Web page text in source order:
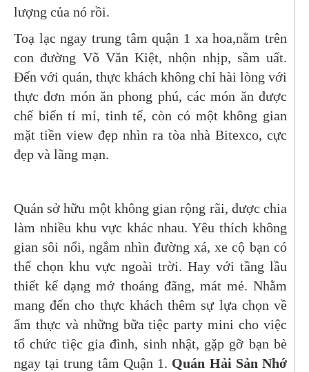
lượng của nó rồi.
Toạ lạc ngay trung tâm quận 1 xa hoa,nằm trên
con đường Võ Văn Kiệt, nhộn nhịp, sầm uất.
Đến với quán, thực khách không chỉ hài lòng với
thực đơn món ăn phong phú, các món ăn được
chế biến tỉ mỉ, tinh tế, còn có một không gian
mặt tiền view đẹp nhìn ra tòa nhà Bitexco, cực
đẹp và lãng mạn.
Quán sở hữu một không gian rộng rãi, được chia
làm nhiều khu vực khác nhau. Yêu thích không
gian sôi nổi, ngắm nhìn đường xá, xe cộ bạn có
thể chọn khu vực ngoài trời. Hay với tầng lầu
thiết kế dạng mở thoáng đãng, mát mẻ. Nhằm
mang đến cho thực khách thêm sự lựa chọn về
ẩm thực và những bữa tiệc party mini cho việc
tổ chức tiệc gia đình, sinh nhật, gặp gỡ bạn bè
ngay tại trung tâm Quận 1. Quán Hải Sản Nhớ